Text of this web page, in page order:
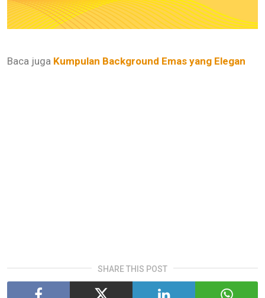
Baca juga Kumpulan Background Emas yang Elegan
SHARE THIS POST